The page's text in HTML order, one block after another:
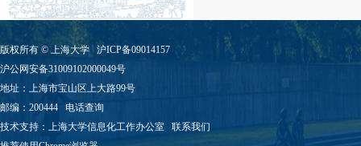
版权所有 ©上海大学
沪ICP备09014157
沪公网安备31009102000049号
地址：上海市宝山区上大路99号
邮编：200444 电话查询
技术支持： 上海大学信息化工作办公室 联系我们